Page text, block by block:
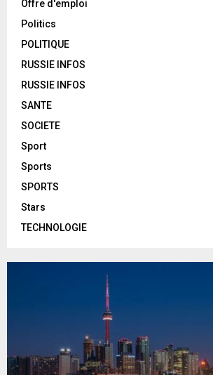
Offre d'emploi
Politics
POLITIQUE
RUSSIE INFOS
RUSSIE INFOS
SANTE
SOCIETE
Sport
Sports
SPORTS
Stars
TECHNOLOGIE